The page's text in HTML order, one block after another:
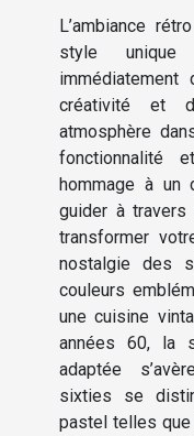
L’ambiance
style unique
créativité et
atmosphère
fonctionnalité
hommage à un
guider à
transformer
nostalgie des
couleurs
une cuisine
années 60, la
adaptée
sixties se
pastel telles